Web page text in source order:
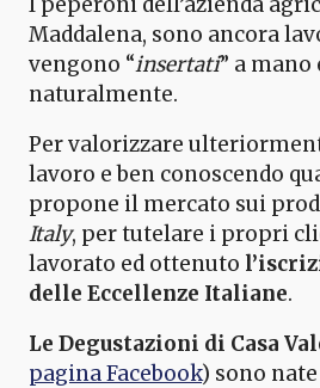
Maddalena, sono ancora
vengono “insertati” a mano
naturalmente.
Per valorizzare
lavoro e ben conoscendo
propone il mercato sui
Italy, per tutelare i propri
lavorato ed ottenuto
delle Eccellenze Italiane.
Le Degustazioni di Casa
pagina Facebook) sono